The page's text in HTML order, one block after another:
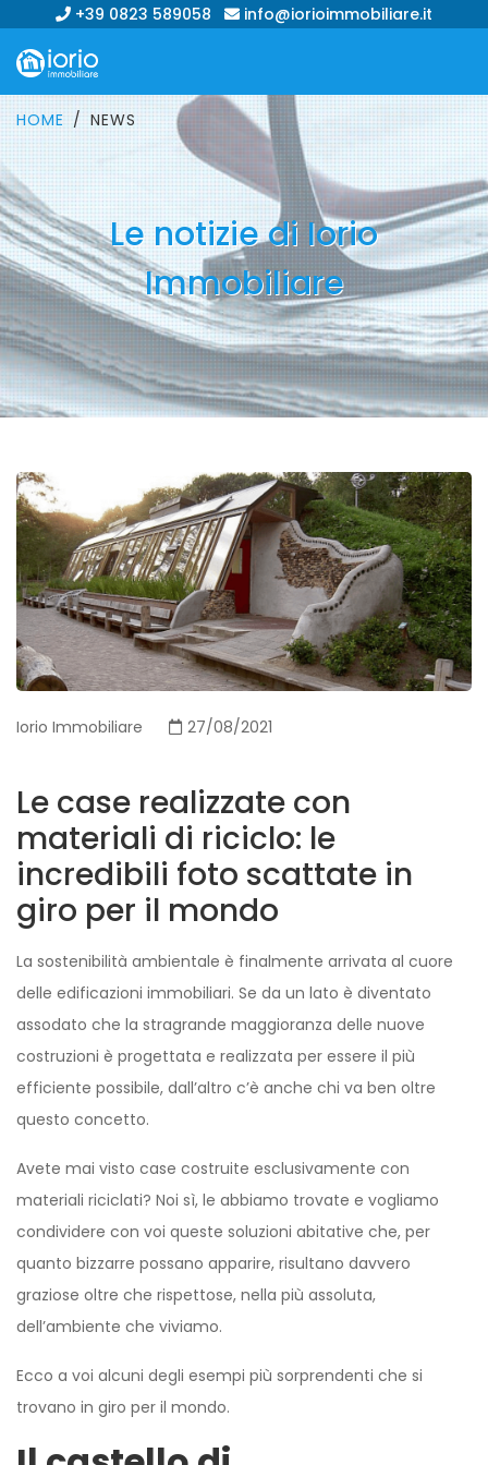
+39 0823 589058 info@iorioimmobiliare.it
HOME NEWS
Le notizie di Iorio
Immobiliare
Iorio Immobiliare 27/08/2021
Le case realizzate con
materiali di riciclo: le
incredibili foto scattate in
giro per il mondo
La sostenibilità ambientale è finalmente arrivata al cuore
delle edificazioni immobiliari. Se da un lato è diventato
assodato che la stragrande maggioranza delle nuove
costruzioni è progettata e realizzata per essere il più
efficiente possibile, dall’altro c’è anche chi va ben oltre
questo concetto.
Avete mai visto case costruite esclusivamente con
materiali riciclati? Noi sì, le abbiamo trovate e vogliamo
condividere con voi queste soluzioni abitative che, per
quanto bizzarre possano apparire, risultano davvero
graziose oltre che rispettose, nella più assoluta,
dell’ambiente che viviamo.
Ecco a voi alcuni degli esempi più sorprendenti che si
trovano in giro per il mondo.